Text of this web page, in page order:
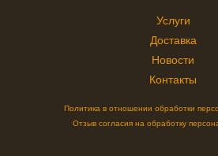
Услуги
Доставка
Новости
Контакты
Политика в отношении обработки
Отзыв согласия на обработку